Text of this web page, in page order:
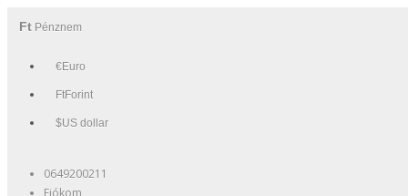
Ft Pénznem
€Euro
FtForint
$US dollar
0649200211
Fiókom